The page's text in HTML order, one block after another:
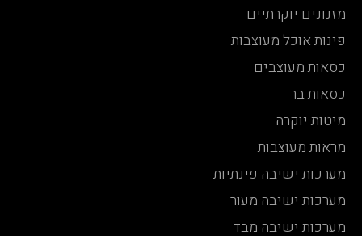
מזנונים יוקרתיים
פינות אוכל מעוצבות
כסאות מעוצבים
כסאות בר
מיטות יוקרה
מראות מעוצבות
מערכות ישיבה פינתיות
מערכות ישיבה מעור
מערכות ישיבה מבד